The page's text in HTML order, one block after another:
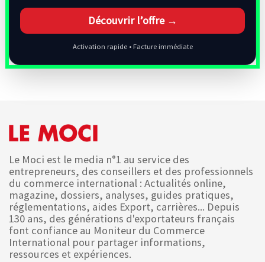
Découvrir l’offre →
Activation rapide • Facture immédiate
Le Moci est le media n°1 au service des
entrepreneurs, des conseillers et des professionnels
du commerce international : Actualités online,
magazine, dossiers, analyses, guides pratiques,
réglementations, aides Export, carrières... Depuis
130 ans, des générations d'exportateurs français
font confiance au Moniteur du Commerce
International pour partager informations,
ressources et expériences.